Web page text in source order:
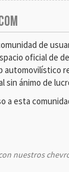
de
oficial de
automovilístico
sin ánimo de
a esta
nuestros